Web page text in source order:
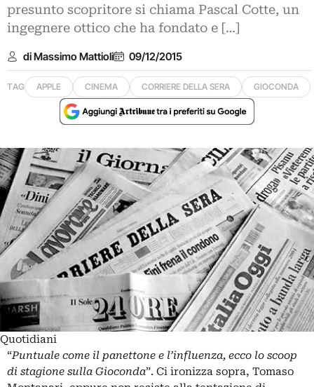
presunto scopritore si chiama Pascal Cotte, un
ingegnere ottico che ha fondato e […]
di Massimo Mattioli 09/12/2015
TAG APPLE CINEMA CORRIERE DELLA SERA GIOCONDA
Quotidiani
“Puntuale come il panettone e l’influenza, ecco lo scoop
di stagione sulla Gioconda”. Ci ironizza sopra, Tomaso